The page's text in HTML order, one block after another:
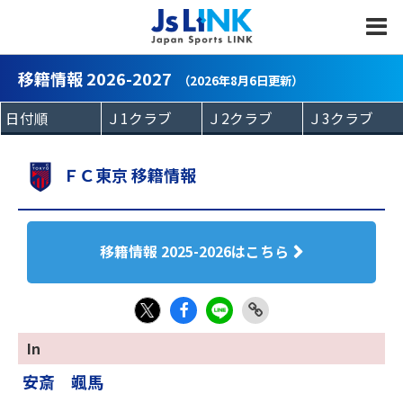
移籍情報 2026-2027 （2026年8月6日更新）
ＦＣ東京 移籍情報
移籍情報 2025-2026はこちら
X
Fac
eb
LIN
E
Link
Copy
In
安斎 颯馬